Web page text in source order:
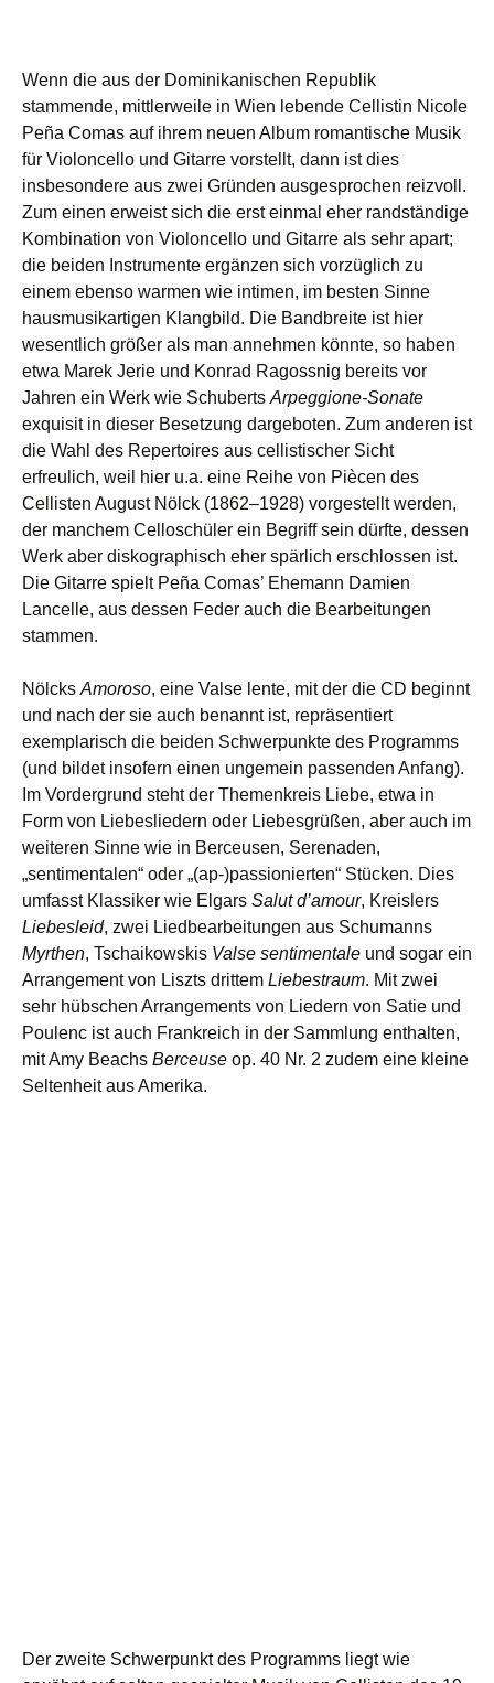
Wenn die aus der Dominikanischen Republik
stammende, mittlerweile in Wien lebende Cellistin Nicole
Peña Comas auf ihrem neuen Album romantische Musik
für Violoncello und Gitarre vorstellt, dann ist dies
insbesondere aus zwei Gründen ausgesprochen reizvoll.
Zum einen erweist sich die erst einmal eher randständige
Kombination von Violoncello und Gitarre als sehr apart;
die beiden Instrumente ergänzen sich vorzüglich zu
einem ebenso warmen wie intimen, im besten Sinne
hausmusikartigen Klangbild. Die Bandbreite ist hier
wesentlich größer als man annehmen könnte, so haben
etwa Marek Jerie und Konrad Ragossnig bereits vor
Jahren ein Werk wie Schuberts Arpeggione-Sonate
exquisit in dieser Besetzung dargeboten. Zum anderen ist
die Wahl des Repertoires aus cellistischer Sicht
erfreulich, weil hier u.a. eine Reihe von Piècen des
Cellisten August Nölck (1862–1928) vorgestellt werden,
der manchem Celloschüler ein Begriff sein dürfte, dessen
Werk aber diskographisch eher spärlich erschlossen ist.
Die Gitarre spielt Peña Comas’ Ehemann Damien
Lancelle, aus dessen Feder auch die Bearbeitungen
stammen.
Nölcks Amoroso, eine Valse lente, mit der die CD beginnt
und nach der sie auch benannt ist, repräsentiert
exemplarisch die beiden Schwerpunkte des Programms
(und bildet insofern einen ungemein passenden Anfang).
Im Vordergrund steht der Themenkreis Liebe, etwa in
Form von Liebesliedern oder Liebesgrüßen, aber auch im
weiteren Sinne wie in Berceusen, Serenaden,
„sentimentalen“ oder „(ap-)passionierten“ Stücken. Dies
umfasst Klassiker wie Elgars Salut d’amour, Kreislers
Liebesleid, zwei Liedbearbeitungen aus Schumanns
Myrthen, Tschaikowskis Valse sentimentale und sogar ein
Arrangement von Liszts drittem Liebestraum. Mit zwei
sehr hübschen Arrangements von Liedern von Satie und
Poulenc ist auch Frankreich in der Sammlung enthalten,
mit Amy Beachs Berceuse op. 40 Nr. 2 zudem eine kleine
Seltenheit aus Amerika.
Der zweite Schwerpunkt des Programms liegt wie